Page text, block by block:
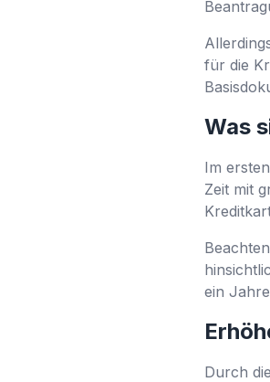
für die
Was
Im
Zeit mit
ein
Durch